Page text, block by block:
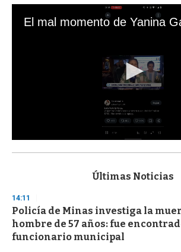
s
d
s
o
f
3
Últimas Noticias
14:11
Policía de Minas investiga la
hombre de 57 años: fue
funcionario municipal